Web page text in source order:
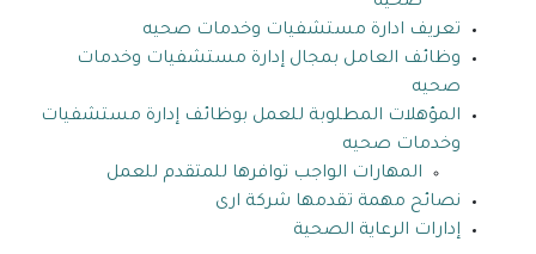
تعريف ادارة مستشفيات وخدمات صحيه
وظائف العامل بمجال إدارة مستشفيات وخدمات
صحيه
المؤهلات المطلوبة للعمل بوظائف إدارة مستشفيات
وخدمات صحيه
المهارات الواجب توافرها للمتقدم للعمل
نصائح مهمة تقدمها شركة ارى
إدارات الرعاية الصحية